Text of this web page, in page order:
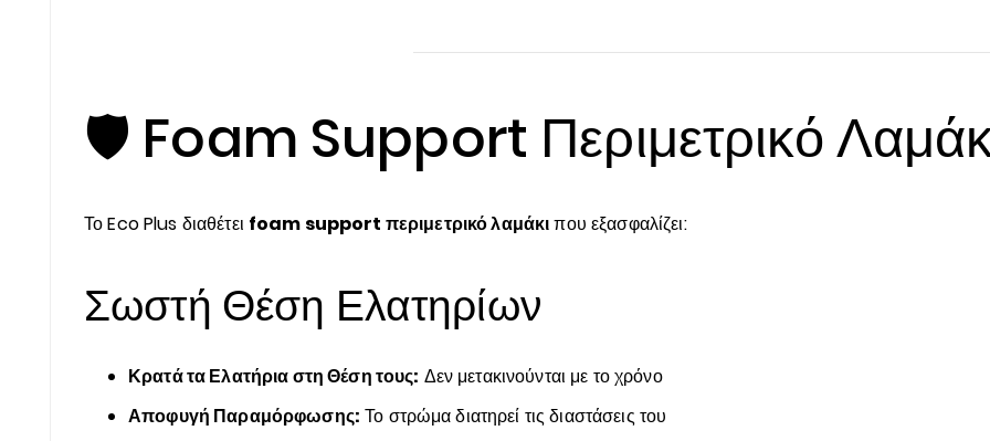
🛡️ Foam Support Περιμετρικό
Το Eco Plus διαθέτει foam support περιμετρικό λαμάκιπου εξασφαλίζει:
Σωστή Θέση Ελατηρίων
Κρατά τα Ελατήρια στη Θέση τους: Δεν μετακινούνται με το χρόνο
Αποφυγή Παραμόρφωσης: Το στρώμα διατηρεί τις διαστάσεις του